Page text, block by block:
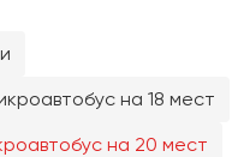
на 18 мест
на 20 мест